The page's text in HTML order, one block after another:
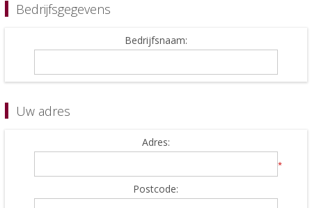
Bedrijfsgegevens
Bedrijfsnaam:
Uw adres
Adres:
*
Postcode: